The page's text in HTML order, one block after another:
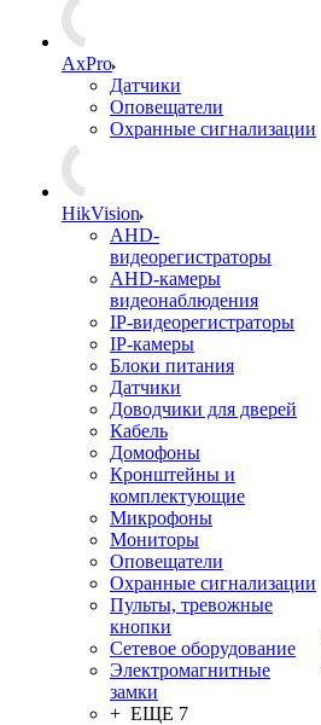
AxPro
Датчики
Оповещатели
Охранные сигнализации
HikVision
AHD-
видеорегистраторы
AHD-камеры
видеонаблюдения
IP-видеорегистраторы
IP-камеры
Блоки питания
Датчики
Доводчики для дверей
Кабель
Домофоны
Кронштейны и
комплектующие
Микрофоны
Мониторы
Оповещатели
Охранные сигнализации
Пульты, тревожные
кнопки
Сетевое оборудование
Электромагнитные
замки
+ ЕЩЕ 7